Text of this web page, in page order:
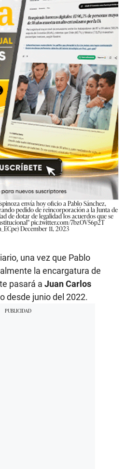
envía hoy oficio a Pablo Sánchez,
pedido de reincorporación a la Junta de
de dotar de legalidad los acuerdos que se
pic.twitter.com/7bzOV56p2T
December 11, 2023
una vez que Pablo
la encargatura de
pasará a Juan Carlos
desde junio del 2022.